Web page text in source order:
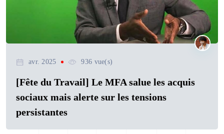
avr. 2025 936 vue(s)
[Fête du Travail] Le MFA salue les acquis
sociaux mais alerte sur les tensions
persistantes